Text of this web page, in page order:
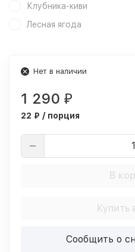
Клубника-киви
Лесная ягода
Нет в наличии
1 290 ₽
22 ₽ / порция
В
Купить
Сообщить о